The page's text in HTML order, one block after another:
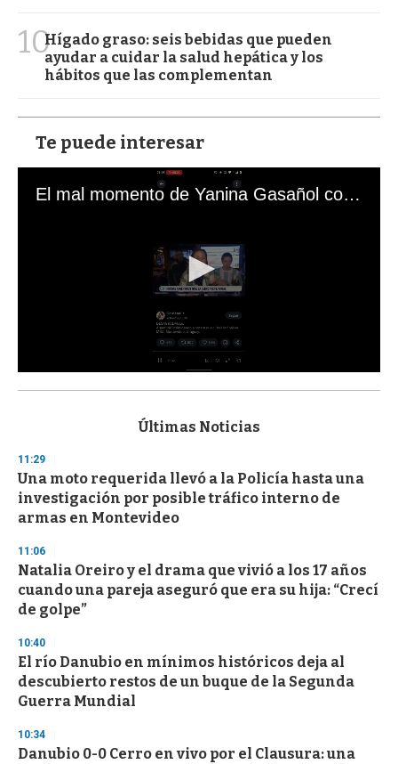
10Hígado graso: seis bebidas que pueden
ayudar a cuidar la salud hepática y los
hábitos que las complementan
Te puede interesar
El mal momento de Yanina Gasañol con un hincha argentino en "Subrayado"
s
d
s
o
f
3
s
e
c
o
n
Últimas Noticias
11:29
Una moto requerida llevó a la Policía hasta una
investigación por posible tráfico interno de
armas en Montevideo
11:06
Natalia Oreiro y el drama que vivió a los 17 años
cuando una pareja aseguró que era su hija: “Crecí
de golpe”
10:40
El río Danubio en mínimos históricos deja al
descubierto restos de un buque de la Segunda
Guerra Mundial
10:34
Danubio 0-0 Cerro en vivo por el Clausura: una